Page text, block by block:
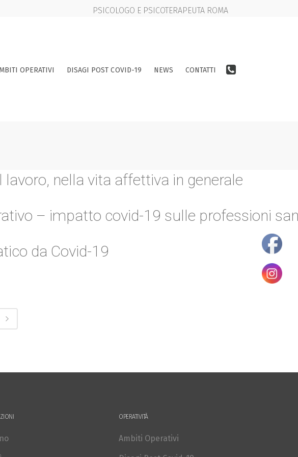
PSICOLOGO E PSICOTERAPEUTA ROMA
OPERATIVI DISAGI POST COVID-19 NEWS CONTATTI
nella vita affettiva in generale
– impatto covid-19 sulle professioni
da Covid-19
OPERATIVITÀ
Ambiti Operativi